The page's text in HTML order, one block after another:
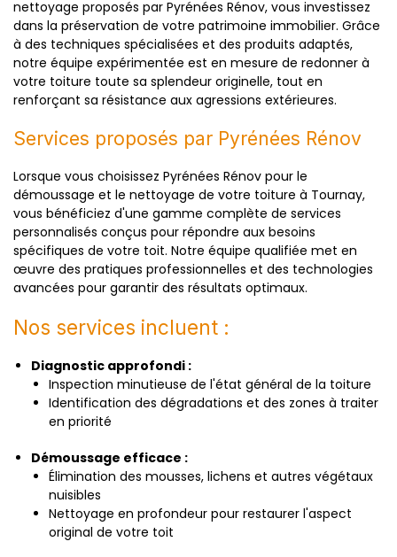
nettoyage proposés par Pyrénées Rénov, vous investissez
dans la préservation de votre patrimoine immobilier. Grâce
à des techniques spécialisées et des produits adaptés,
notre équipe expérimentée est en mesure de redonner à
votre toiture toute sa splendeur originelle, tout en
renforçant sa résistance aux agressions extérieures.
Services proposés par Pyrénées Rénov
Lorsque vous choisissez Pyrénées Rénov pour le
démoussage et le nettoyage de votre toiture à Tournay,
vous bénéficiez d'une gamme complète de services
personnalisés conçus pour répondre aux besoins
spécifiques de votre toit. Notre équipe qualifiée met en
œuvre des pratiques professionnelles et des technologies
avancées pour garantir des résultats optimaux.
Nos services incluent :
Diagnostic approfondi :
Inspection minutieuse de l'état général de la toiture
Identification des dégradations et des zones à traiter
en priorité
Démoussage efficace :
Élimination des mousses, lichens et autres végétaux
nuisibles
Nettoyage en profondeur pour restaurer l'aspect
original de votre toit